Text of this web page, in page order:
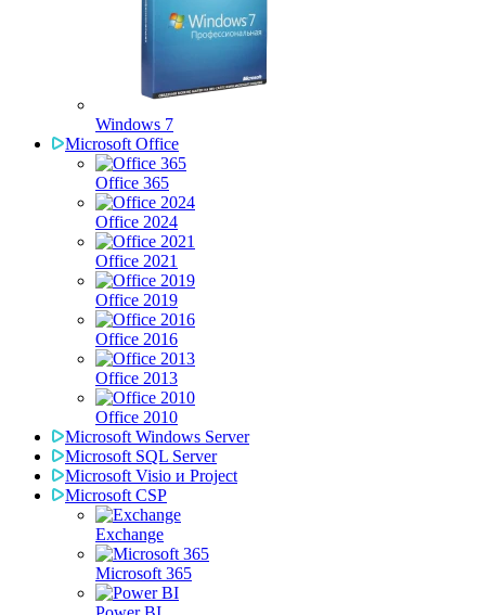
Windows 7
Microsoft Office
Office 365
Office 2024
Office 2021
Office 2019
Office 2016
Office 2013
Office 2010
Microsoft Windows Server
Microsoft SQL Server
Microsoft Visio и Project
Microsoft CSP
Exchange
Microsoft 365